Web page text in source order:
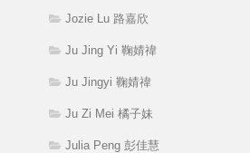
Jozie Lu 路嘉欣
Ju Jing Yi 鞠婧禕
Ju Jingyi 鞠婧禕
Ju Zi Mei 橘子妹
Julia Peng 彭佳慧